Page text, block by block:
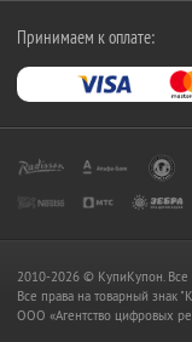
Принимаем к оплате:
2010-2026 © КупиКупон. Все
Все права на товарный знак
OOO «Агентство цифровых